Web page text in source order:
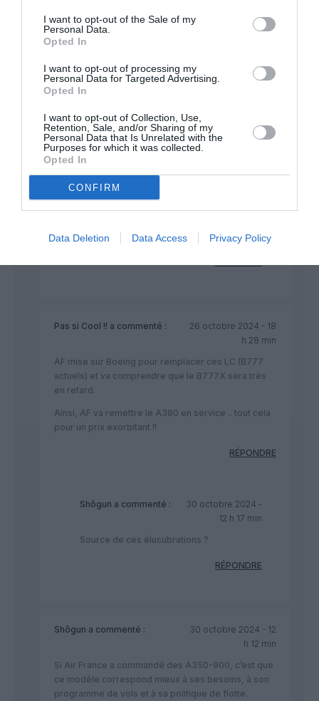
I want to opt-out of the Sale of my
Personal Data.
Opted In
I want to opt-out of processing my
Personal Data for Targeted Advertising.
Opted In
I want to opt-out of Collection, Use,
Retention, Sale, and/or Sharing of my
Personal Data that Is Unrelated with the
Purposes for which it was collected.
Opted In
CONFIRM
Data Deletion Data Access Privacy Policy
Sinon, en ce qui concerne l’a380, il ne me semble
pas que ça aille plus mal depuis son retrait…
Communiqué d'Air
France sur la version
1000a commenté :
27 octobre 2024 -
16 h 40 min
Concernant la version 1000 Air France a
communiqué sur ce point il y a un an.
https://www.airfranceklm.com/fr/newsroom/le-
avec-des
Pas si Cool !! a commenté :
26 octobre 2024 - 18
h 28 min
AF mise sur Boeing pour remplacer ces LC (B777
actuels) et va comprendre que le B777X sera très
en retard.
Ainsi, AF va remettre le A380 en service .. tout cela
pour un prix exorbitant !!
RÉPONDRE
Shôgun a commenté :
30 octobre 2024 -
12 h 17 min
Source de ces élucubrations ?
RÉPONDRE
Shôgun a commenté :
30 octobre 2024 - 12
h 12 min
Si Air France a commandé des A350-900, c’est que
ce modèle correspond mieux à ses besoins, à son
programme de vols et à sa politique de flotte.